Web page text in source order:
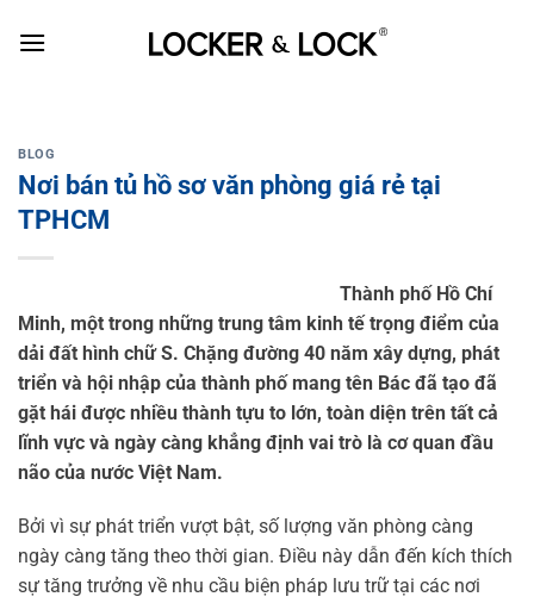
BLOG
Nơi bán tủ hồ sơ văn phòng giá rẻ tại
TPHCM
Thành phố Hồ Chí
Minh, một trong những trung tâm kinh tế trọng điểm của
dải đất hình chữ S. Chặng đường 40 năm xây dựng, phát
triển và hội nhập của thành phố mang tên Bác đã tạo đã
gặt hái được nhiều thành tựu to lớn, toàn diện trên tất cả
lĩnh vực và ngày càng khẳng định vai trò là cơ quan đầu
não của nước Việt Nam.
Bởi vì sự phát triển vượt bật, số lượng văn phòng càng
ngày càng tăng theo thời gian. Điều này dẫn đến kích thích
sự tăng trưởng về nhu cầu biện pháp lưu trữ tại các nơi